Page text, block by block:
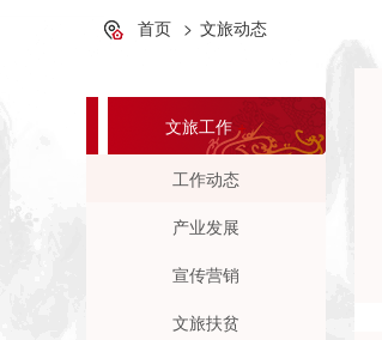
首页 文旅动态
文旅工作 +
工作动态
产业发展
宣传营销
文旅扶贫